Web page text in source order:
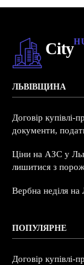
City
ЛЬВІВЩИНА
Договір купівлі-
документи,
Ціни на АЗС у
лишитися з
Вербна неділя
ПОПУЛЯРНЕ
Договір купівлі-